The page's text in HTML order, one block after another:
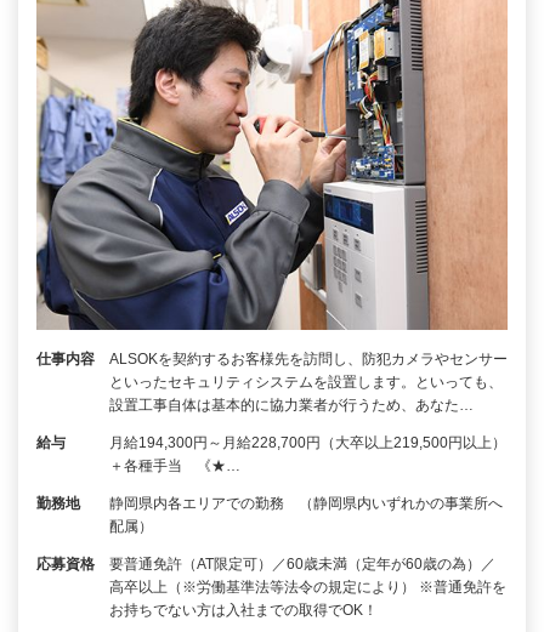
仕事内容
ALSOKを契約するお客様先を訪問し、防犯カメラやセンサー
といったセキュリティシステムを設置します。といっても、
設置工事自体は基本的に協力業者が行うため、あなた…
給与
月給194,300円～月給228,700円（大卒以上219,500円以上）
＋各種手当 《★…
勤務地
静岡県内各エリアでの勤務 （静岡県内いずれかの事業所へ
配属）
応募資格
要普通免許（AT限定可）／60歳未満（定年が60歳の為）／
高卒以上（※労働基準法等法令の規定により） ※普通免許を
お持ちでない方は入社までの取得でOK！